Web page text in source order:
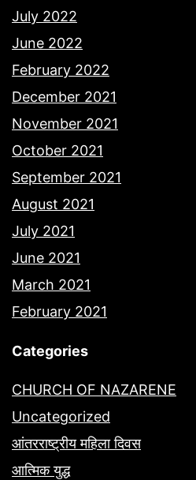
July 2022
June 2022
February 2022
December 2021
November 2021
October 2021
September 2021
August 2021
July 2021
June 2021
March 2021
February 2021
Categories
CHURCH OF NAZARENE
Uncategorized
आंतरराष्ट्रीय महिला दिवस
आत्मिक युद्ध